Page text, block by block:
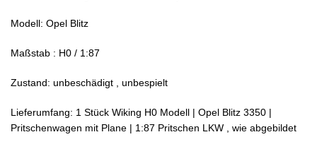
Modell: Opel Blitz
Maßstab : H0 / 1:87
Zustand: unbeschädigt , unbespielt
Lieferumfang: 1 Stück Wiking H0 Modell | Opel Blitz 3350 |
Pritschenwagen mit Plane | 1:87 Pritschen LKW , wie abgebildet